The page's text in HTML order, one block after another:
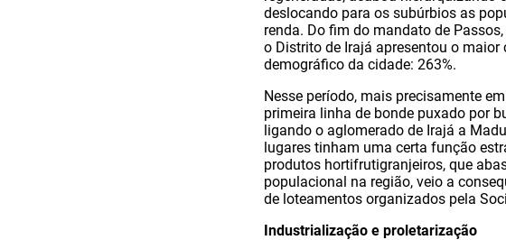
deslocando para os subúrbios as
renda. Do fim do mandato de
o Distrito de Irajá apresentou o maior
demográfico da cidade: 263%.
Nesse período, mais precisamente
primeira linha de bonde puxado por
ligando o aglomerado de Irajá a
lugares tinham uma certa função
produtos hortifrutigranjeiros, que
populacional na região, veio a
de loteamentos organizados pela
Industrialização e proletarização